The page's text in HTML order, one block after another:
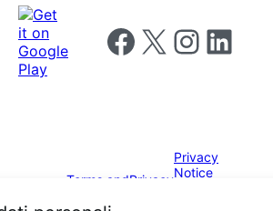
Follow us on Facebook
Follow us on X Follow us on
Follow us
Terms andPrivacy
Privacy
Notice